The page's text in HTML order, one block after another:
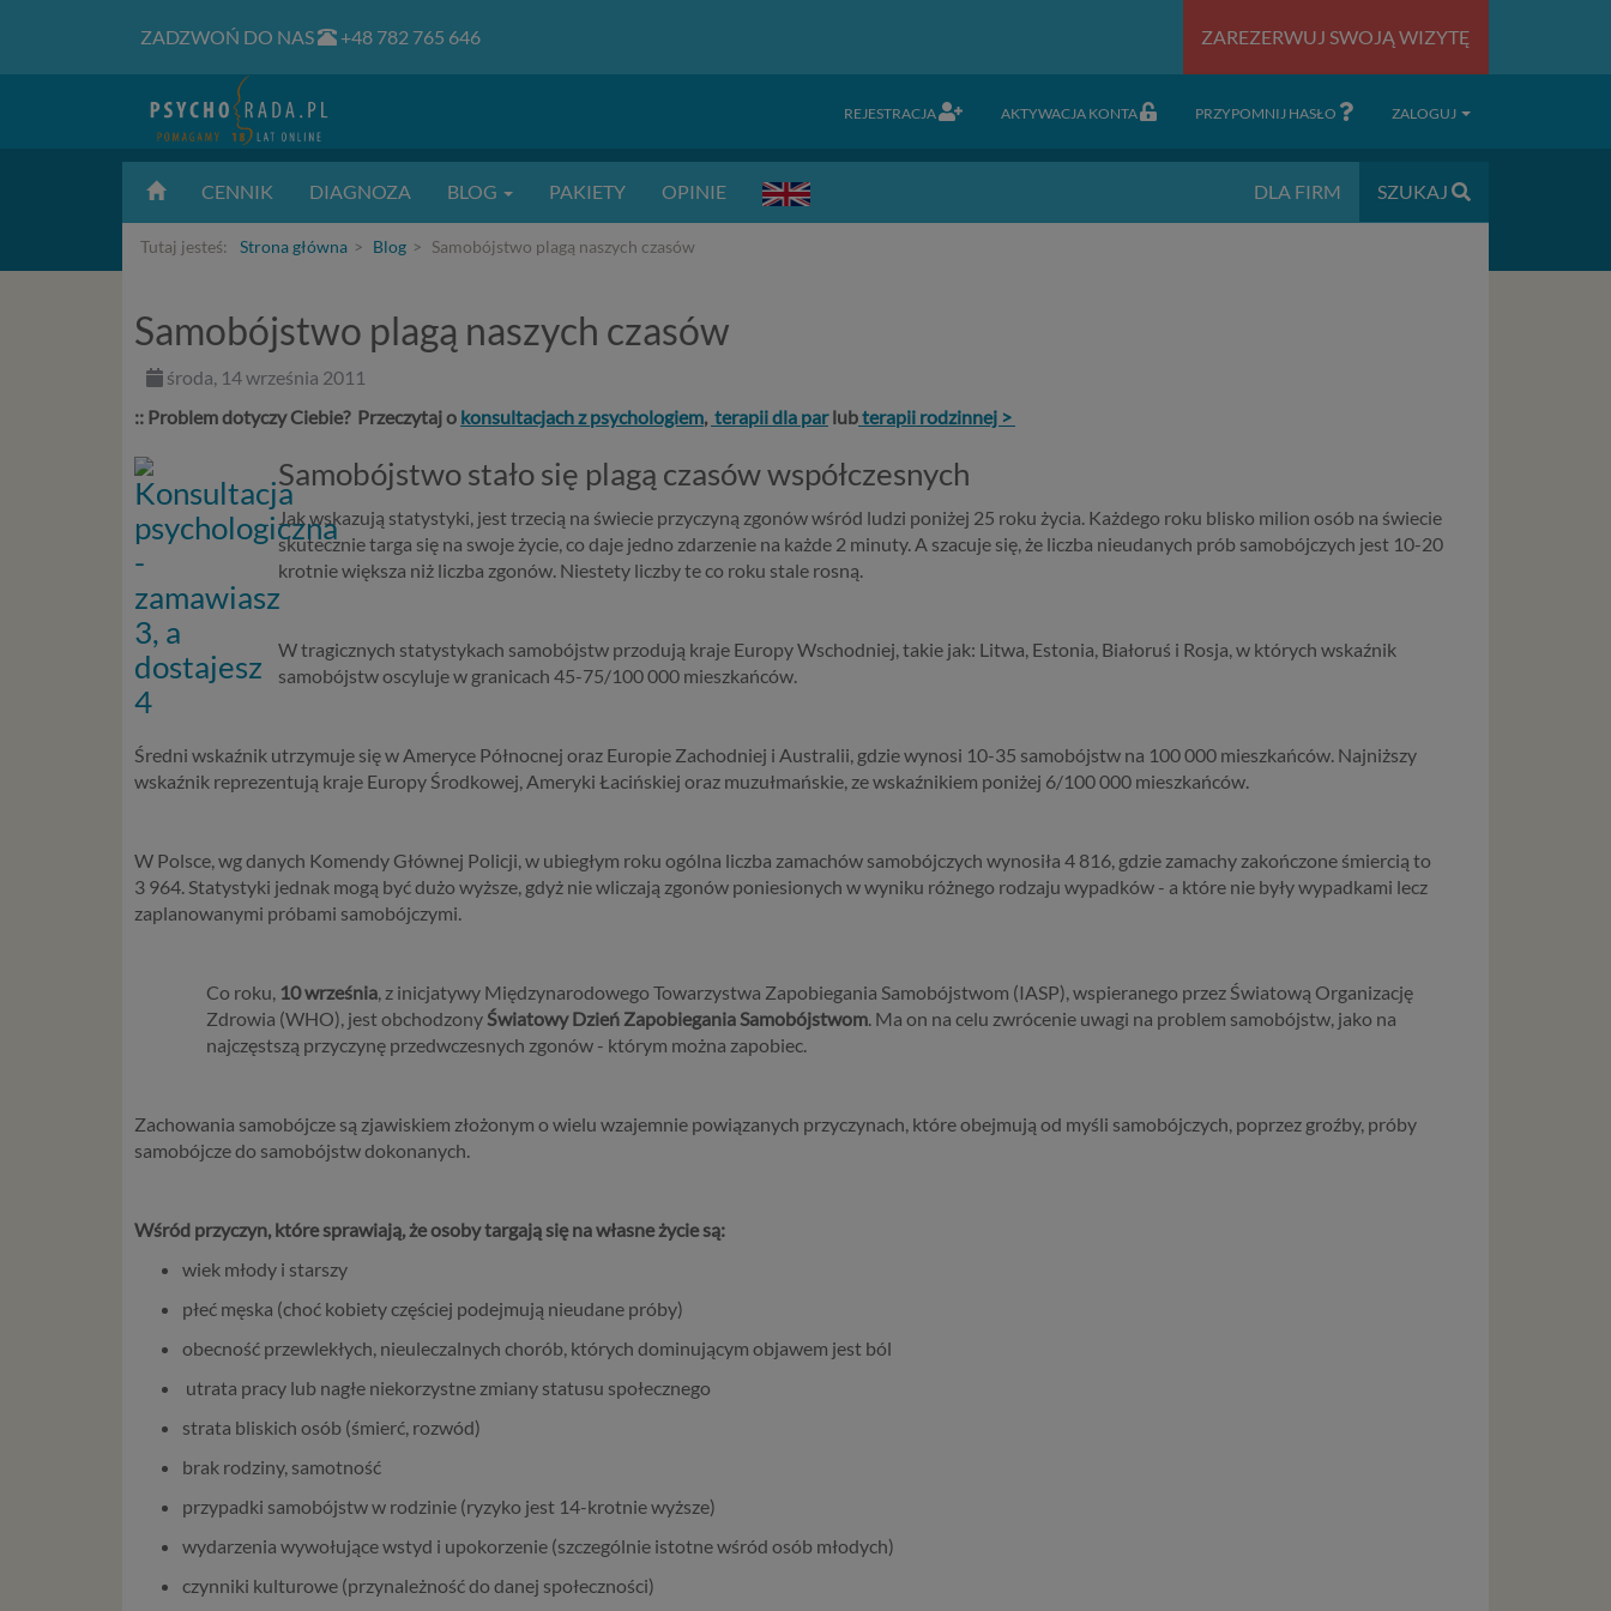
ZADZWOŃ DO NAS +48 782 765 646 ZAREZERWUJ SWOJĄ WIZYTĘ
REJESTRACJA AKTYWACJA KONTA PRZYPOMNIJ HASŁO ZALOGUJ
CENNIK DIAGNOZA BLOG PAKIETY OPINIE DLA FIRM SZUKAJ
Tutaj jesteś: Strona główna Blog Samobójstwo plagą naszych czasów
Samobójstwo plagą naszych czasów
środa, 14 września 2011
:: Problem dotyczy Ciebie? Przeczytaj o konsultacjach z psychologiem, terapii dla parlubterapii rodzinnej >
Samobójstwo stało się plagą czasów współczesnych
Jak wskazują statystyki, jest trzecią na świecie przyczyną zgonów wśród ludzi poniżej 25 roku życia. Każdego roku blisko milion osób na świecie
skutecznie targa się na swoje życie, co daje jedno zdarzenie na każde 2 minuty. A szacuje się, że liczba nieudanych prób samobójczych jest 10-20
krotnie większa niż liczba zgonów. Niestety liczby te co roku stale rosną.
W tragicznych statystykach samobójstw przodują kraje Europy Wschodniej, takie jak: Litwa, Estonia, Białoruś i Rosja, w których wskaźnik
samobójstw oscyluje w granicach 45-75/100 000 mieszkańców.
Średni wskaźnik utrzymuje się w Ameryce Północnej oraz Europie Zachodniej i Australii, gdzie wynosi 10-35 samobójstw na 100 000 mieszkańców. Najniższy
wskaźnik reprezentują kraje Europy Środkowej, Ameryki Łacińskiej oraz muzułmańskie, ze wskaźnikiem poniżej 6/100 000 mieszkańców.
W Polsce, wg danych Komendy Głównej Policji, w ubiegłym roku ogólna liczba zamachów samobójczych wynosiła 4 816, gdzie zamachy zakończone śmiercią to
3 964. Statystyki jednak mogą być dużo wyższe, gdyż nie wliczają zgonów poniesionych w wyniku różnego rodzaju wypadków - a które nie były wypadkami lecz
zaplanowanymi próbami samobójczymi.
Co roku, 10 września, z inicjatywy Międzynarodowego Towarzystwa Zapobiegania Samobójstwom (IASP), wspieranego przez Światową Organizację
Zdrowia (WHO), jest obchodzonyŚwiatowy Dzień Zapobiegania Samobójstwom. Ma on na celu zwrócenie uwagi na problem samobójstw, jako na
najczęstszą przyczynę przedwczesnych zgonów - którym można zapobiec.
Zachowania samobójcze są zjawiskiem złożonym o wielu wzajemnie powiązanych przyczynach, które obejmują od myśli samobójczych, poprzez groźby, próby
samobójcze do samobójstw dokonanych.
Wśród przyczyn, które sprawiają, że osoby targają się na własne życie są:
wiek młody i starszy
płeć męska (choć kobiety częściej podejmują nieudane próby)
obecność przewlekłych, nieuleczalnych chorób, których dominującym objawem jest ból
utrata pracy lub nagłe niekorzystne zmiany statusu społecznego
strata bliskich osób (śmierć, rozwód)
brak rodziny, samotność
przypadki samobójstw w rodzinie (ryzyko jest 14-krotnie wyższe)
wydarzenia wywołujące wstyd i upokorzenie (szczególnie istotne wśród osób młodych)
czynniki kulturowe (przynależność do danej społeczności)